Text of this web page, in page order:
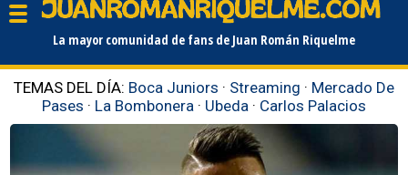
La mayor comunidad de fans de Juan Román Riquelme
TEMAS DEL DÍA: Boca Juniors · Streaming · Mercado De
Pases · La Bombonera · Ubeda · Carlos Palacios